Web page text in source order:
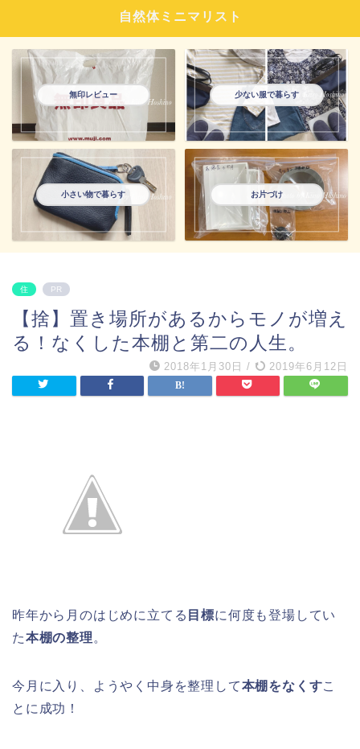
自然体ミニマリスト
無印レビュー 少ない服で暮らす
小さい物で暮らす お片づけ
住 PR
【捨】置き場所があるからモノが増え
る！なくした本棚と第二の人生。
2018年1月30日 / 2019年6月12日
昨年から月のはじめに立てる 目標に何度も登場してい
た本棚の整理 。
今月に入り、ようやく中身を整理して本棚をなくすこ
とに成功！